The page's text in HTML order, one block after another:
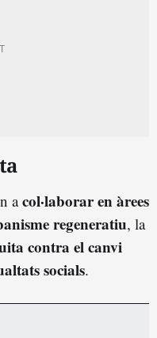
acol·laborar en àrees
regeneratiu, la
contra el canvi
socials.